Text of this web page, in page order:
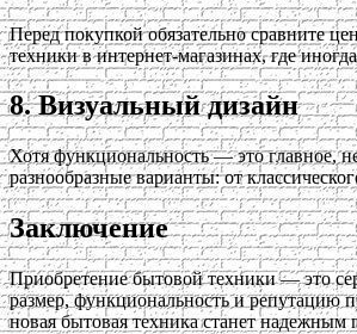
Перед покупкой обязательно сравните
техники в интернет-магазинах, где
8. Визуальный дизайн
Хотя функциональность — это главное,
разнообразные варианты: от
Заключение
Приобретение бытовой техники — это
размер, функциональность и репутацию
новая бытовая техника станет